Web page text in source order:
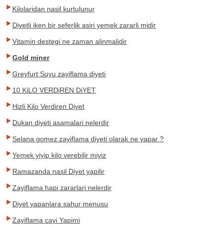
Kilolaridan nasil kurtulunur
Diyetli iken bir seferlik asiri yemek zararli midir
Vitamin destegi ne zaman alinmalidir
Gold miner
Greyfurt Suyu zayiflama diyeti
10 KiLO VERDiREN DiYET
Hizli Kilo Verdiren Diyet
Dukan diyeti asamalari nelerdir
Selana gomez zayiflama diyeti olarak ne yapar ?
Yemek yiyip kilo verebilir miyiz
Ramazanda nasil Diyet yapilir
Zayiflama hapi zararlari nelerdir
Diyet yapanlara sahur menusu
Zayiflama cayi Yapimi